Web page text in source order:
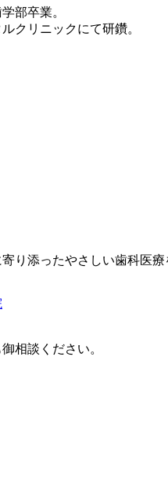
部卒業。
クリニックにて研鑽。
り添ったやさしい歯科医
相談ください。